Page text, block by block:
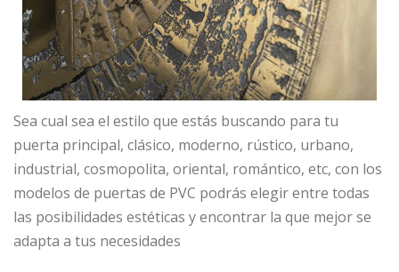
Sea cual sea el estilo que estás buscando para tu
puerta principal, clásico, moderno, rústico, urbano,
industrial, cosmopolita, oriental, romántico, etc, con los
modelos de puertas de PVC podrás elegir entre todas
las posibilidades estéticas y encontrar la que mejor se
adapta a tus necesidades